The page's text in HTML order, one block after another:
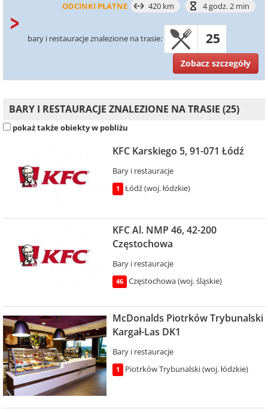
ODCINKI PŁATNE 420 km 4 godz. 2 min
bary i restauracje znalezione na trasie: 25
Zobacz szczegóły
BARY I RESTAURACJE ZNALEZIONE NA TRASIE (25)
pokaż także obiekty w pobliżu
KFC Karskiego 5, 91-071 Łódź
Bary i restauracje
1 Łódź (woj. łódzkie)
KFC Al. NMP 46, 42-200
Częstochowa
Bary i restauracje
46 Częstochowa (woj. śląskie)
McDonalds Piotrków Trybunalski
Kargał-Las DK1
Bary i restauracje
1 Piotrków Trybunalski (woj. łódzkie)